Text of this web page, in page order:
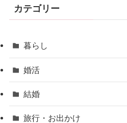
カテゴリー
暮らし
婚活
結婚
旅行・お出かけ